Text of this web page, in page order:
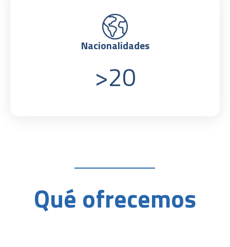
Nacionalidades
>20
Qué ofrecemos